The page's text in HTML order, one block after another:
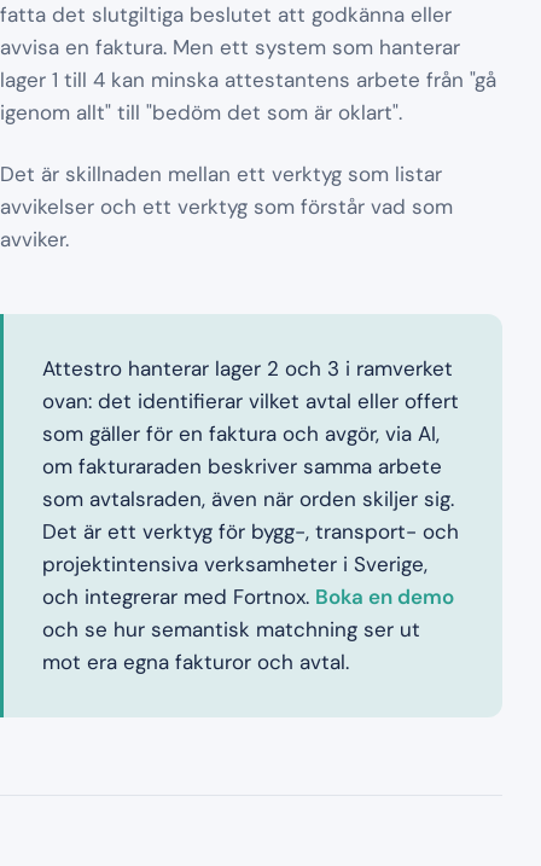
fatta det slutgiltiga beslutet att godkänna eller
avvisa en faktura. Men ett system som hanterar
lager 1 till 4 kan minska attestantens arbete från "gå
igenom allt" till "bedöm det som är oklart".
Det är skillnaden mellan ett verktyg som listar
avvikelser och ett verktyg som förstår vad som
avviker.
Attestro hanterar lager 2 och 3 i ramverket
ovan: det identifierar vilket avtal eller offert
som gäller för en faktura och avgör, via AI,
om fakturaraden beskriver samma arbete
som avtalsraden, även när orden skiljer sig.
Det är ett verktyg för bygg-, transport- och
projektintensiva verksamheter i Sverige,
och integrerar med Fortnox. Boka en demo
och se hur semantisk matchning ser ut
mot era egna fakturor och avtal.